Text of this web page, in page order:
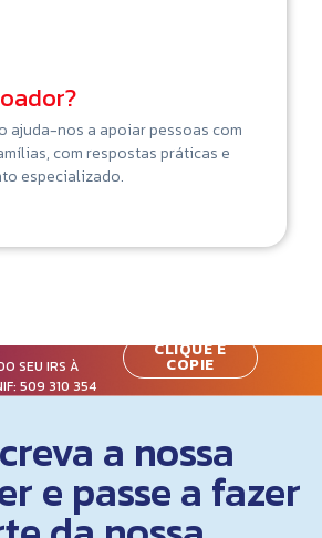
ajuda-nos a apoiar pessoas com
com respostas práticas e
especializado.
SEU IRS À
509 310 354
CLIQUE E
COPIE
a nossa
e passe a fazer